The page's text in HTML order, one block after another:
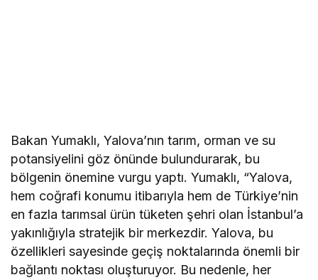
Bakan Yumaklı, Yalova’nın tarım, orman ve su
potansiyelini göz önünde bulundurarak, bu
bölgenin önemine vurgu yaptı. Yumaklı, “Yalova,
hem coğrafi konumu itibarıyla hem de Türkiye’nin
en fazla tarımsal ürün tüketen şehri olan İstanbul’a
yakınlığıyla stratejik bir merkezdir. Yalova, bu
özellikleri sayesinde geçiş noktalarında önemli bir
bağlantı noktası oluşturuyor. Bu nedenle, her